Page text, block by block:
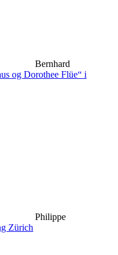
Bernhard
og Dorothee Flüe“ i
Philippe
Zürich